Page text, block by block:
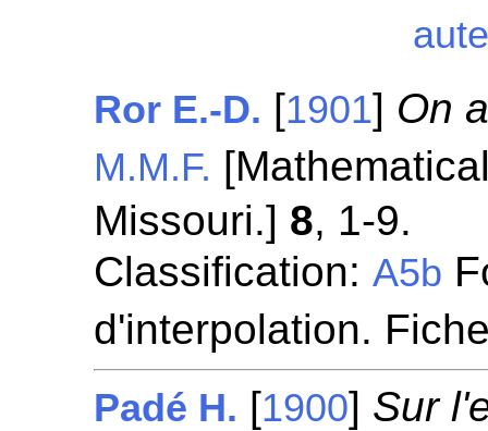
Ror E.-D. [1901] On
M.M.F.
Missouri.] 8, 1-9.
Classification:A5b
d'interpolation.
Padé H. [1900] Sur